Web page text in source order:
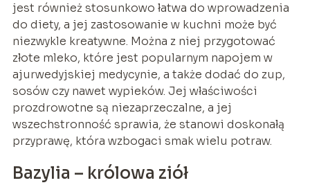
jest również stosunkowo łatwa do wprowadzenia
do diety, a jej zastosowanie w kuchni może być
niezwykle kreatywne. Można z niej przygotować
złote mleko, które jest popularnym napojem w
ajurwedyjskiej medycynie, a także dodać do zup,
sosów czy nawet wypieków. Jej właściwości
prozdrowotne są niezaprzeczalne, a jej
wszechstronność sprawia, że stanowi doskonałą
przyprawę, która wzbogaci smak wielu potraw.
Bazylia – królowa ziół